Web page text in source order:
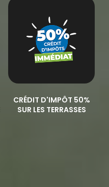
CRÉDIT D'IMPÔT 50%
SUR LES TERRASSES